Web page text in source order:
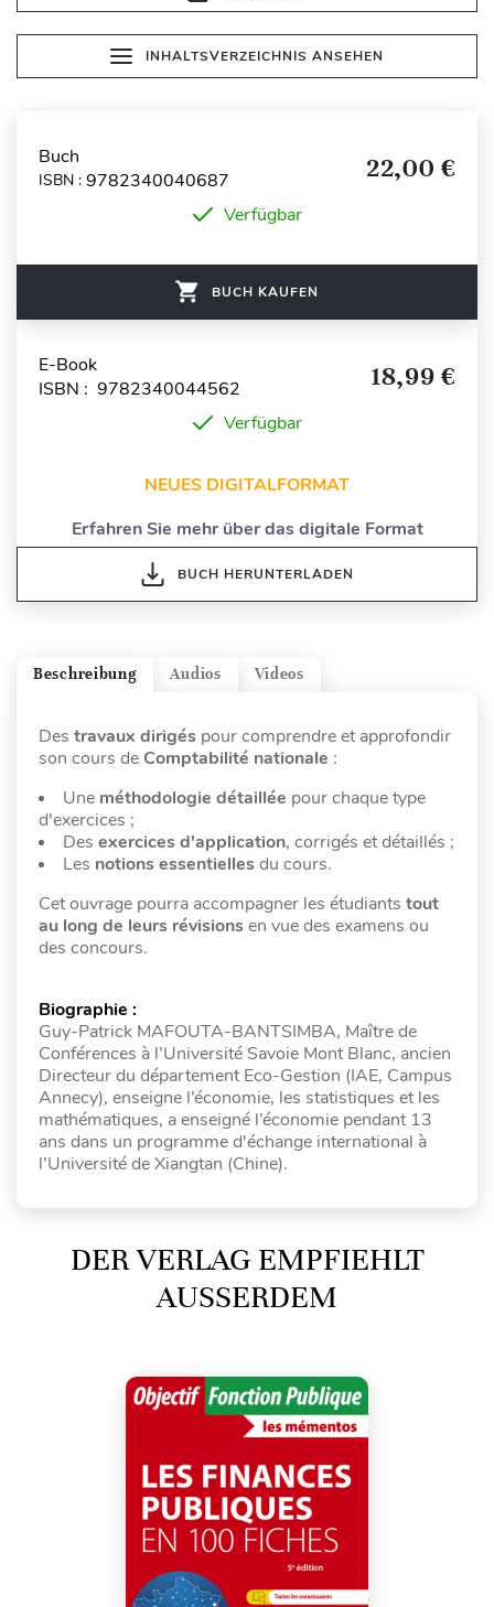
INHALTSVERZEICHNIS ANSEHEN
Buch
ISBN : 9782340040687 22,00 €
Verfügbar
BUCH KAUFEN
E-Book
ISBN : 9782340044562
18,99 €
Verfügbar
NEUES DIGITALFORMAT
Erfahren Sie mehr über das digitale Format
BUCH HERUNTERLADEN
Videos
Audios
Beschreibung
Des travaux dirigés pour comprendre et approfondir
son cours de Comptabilité nationale :
Une méthodologie détaillée pour chaque type
d'exercices ;
Des exercices d'application, corrigés et détaillés ;
Les notions essentielles du cours.
Cet ouvrage pourra accompagner les étudiants tout
au long de leurs révisions en vue des examens ou
des concours.
Biographie :
Guy-Patrick MAFOUTA-BANTSIMBA, Maître de
Conférences à l’Université Savoie Mont Blanc, ancien
Directeur du département Eco-Gestion (IAE, Campus
Annecy), enseigne l’économie, les statistiques et les
mathématiques, a enseigné l’économie pendant 13
ans dans un programme d'échange international à
l’Université de Xiangtan (Chine).
DER VERLAG EMPFIEHLT
AUSSERDEM